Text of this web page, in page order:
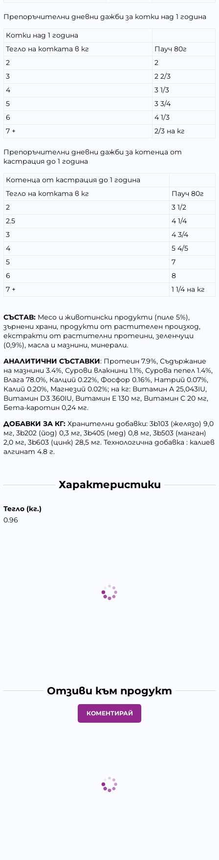
Препоръчителни дневни дажби за котки над 1 година
Котки над 1 година
Тегло на котката в кг
Пауч 80г
2
2
3
2 2/3
4
3 1/3
5
3 3/4
6
4 1/3
7 +
2/3 на кг
Препоръчителни дневни дажби за котенца от
кастрация до 1 година
Котенца от кастрация до 1 година
Тегло на котката в кг
Пауч 80г
2
3 1/2
2.5
4 1/4
3
4 3/4
4
5 4/5
5
7
6
8
7 +
1 1/4 на кг
СЪСТАВ: Месо и животински продукти (пиле 5%),
зърнени храни, продукти от растителен произход,
екстракти от растителни протеини, зеленчуци
(0,9%), масла и мазнини, минерали.
АНАЛИТИЧНИ СЪСТАВКИ: Протеин 7.9%, Съдържание
на мазнини 3.4%, Сурови влакнини 1.1%, Сурова пепел 1.4%,
Влага 78.0%, Калций 0.22%, Фосфор 0.16%, Натрий 0.07%,
Калий 0.20%, Магнезий 0.02%; на кг: Витамин A 25,043IU,
Витамин D3 360IU, Витамин E 130 мг, Витамин C 20 мг,
Бета-каротин 0,24 мг.
ДОБАВКИ ЗА КГ: Хранителни добавки: 3b103 (желязо) 9,0
мг, 3b202 (йод) 0,3 мг, 3b405 (мед) 0,8 мг, 3b503 (манган)
2,0 мг, 3b603 (цинк) 28,5 мг. Технологична добавка : калиев
алгинат 4.8 г.
Характеристики
Тегло (кг.)
0.96
Отзиви към продукт
КОМЕНТИРАЙ